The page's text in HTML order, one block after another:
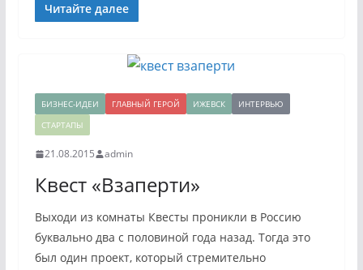
Читайте далее
БИЗНЕС-ИДЕИ ГЛАВНЫЙ ГЕРОЙ ИЖЕВСК
ИНТЕРВЬЮ
СТАРТАПЫ
21.08.2015 admin
Квест «Взаперти»
Выходи из комнаты Квесты проникли в Россию
буквально два с половиной года назад. Тогда это
был один проект, который стремительно